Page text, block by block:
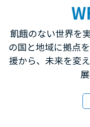
飢餓のない世界を
の国と地域に拠点
援から、未来を変